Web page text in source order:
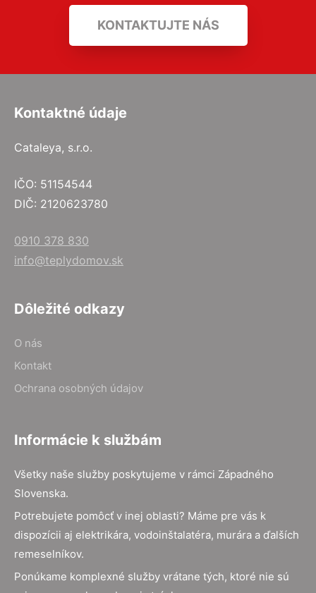
KONTAKTUJTE NÁS
Kontaktné údaje
Cataleya, s.r.o.
IČO: 51154544
DIČ: 2120623780
0910 378 830
info@teplydomov.sk
Dôležité odkazy
O nás
Kontakt
Ochrana osobných údajov
Informácie k službám
Všetky naše služby poskytujeme v rámci Západného
Slovenska.
Potrebujete pomôcť v inej oblasti? Máme pre vás k
dispozícii aj elektrikára, vodoinštalatéra, murára a ďalších
remeselníkov.
Ponúkame komplexné služby vrátane tých, ktoré nie sú